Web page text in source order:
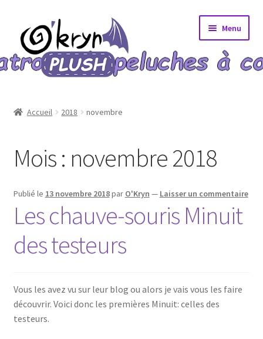
la
navigation
au
contenu
Menu
Blog
Bons Plans
Boutique
Commande validée
Contact
Accueil 2018 novembre
Mois : novembre 2018
Publié le 13 novembre 2018par O'Kryn — Laisser un commentaire
Les chauve-souris Minuit
des testeurs
Vous les avez vu sur leur blog ou alors je vais vous les faire
découvrir. Voici donc les premières Minuit: celles des
testeurs.